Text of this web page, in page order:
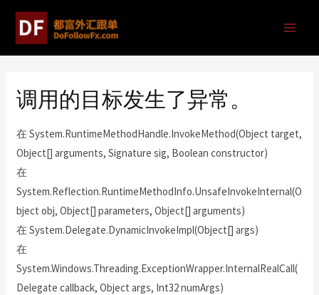
调用的目标发生了异常。
在 System.RuntimeMethodHandle.InvokeMethod(Object target,
Object[] arguments, Signature sig, Boolean constructor)
在
System.Reflection.RuntimeMethodInfo.UnsafeInvokeInternal(O
bject obj, Object[] parameters, Object[] arguments)
在 System.Delegate.DynamicInvokeImpl(Object[] args)
在
System.Windows.Threading.ExceptionWrapper.InternalRealCall(
Delegate callback, Object args, Int32 numArgs)